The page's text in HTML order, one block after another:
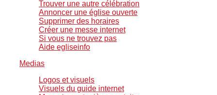
Trouver une autre célébration
Annoncer une église ouverte
Supprimer des horaires
Créer une messe internet
Si vous ne trouvez pas
Aide egliseinfo
Medias
Logos et visuels
Visuels du guide internet